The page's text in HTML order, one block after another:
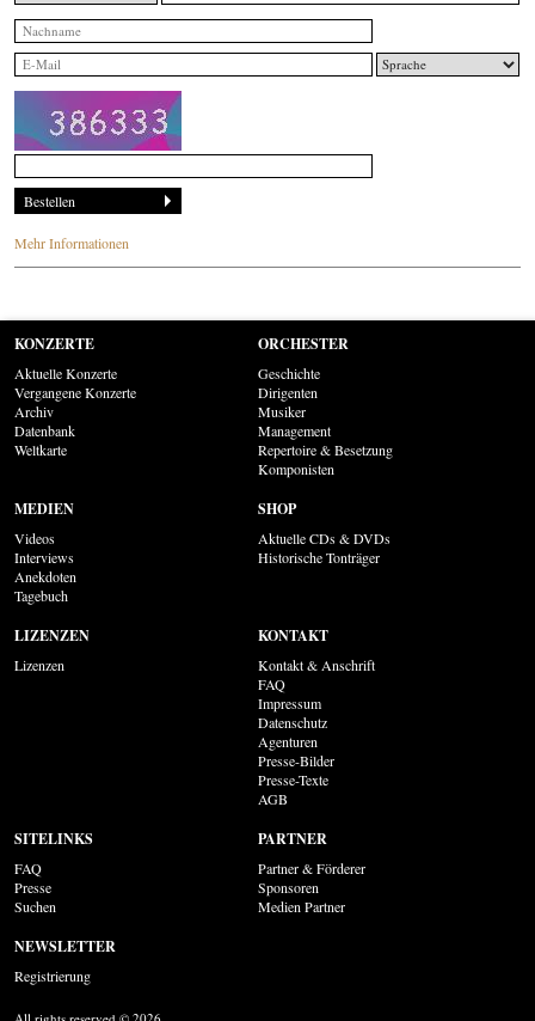
Mehr Informationen
KONZERTE
Aktuelle Konzerte
Vergangene Konzerte
Archiv
Datenbank
Weltkarte
ORCHESTER
Geschichte
Dirigenten
Musiker
Management
Repertoire & Besetzung
Komponisten
MEDIEN
Videos
Interviews
Anekdoten
Tagebuch
SHOP
Aktuelle CDs & DVDs
Historische Tonträger
LIZENZEN
Lizenzen
KONTAKT
Kontakt & Anschrift
FAQ
Impressum
Datenschutz
Agenturen
Presse-Bilder
Presse-Texte
AGB
SITELINKS
FAQ
Presse
Suchen
PARTNER
Partner & Förderer
Sponsoren
Medien Partner
NEWSLETTER
Registrierung